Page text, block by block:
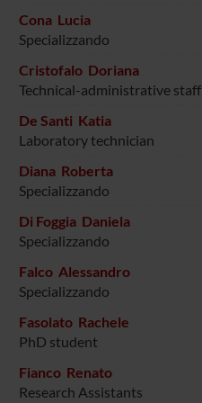
Cona Lucia
Specializzando
Cristofalo Doriana
Technical-administrative staff
De Santi Katia
Laboratory technician
Diana Roberta
Specializzando
Di Foggia Daniela
Specializzando
Falco Alessandro
Specializzando
Fasolato Rachele
PhD student
Fianco Renato
Research Assistants